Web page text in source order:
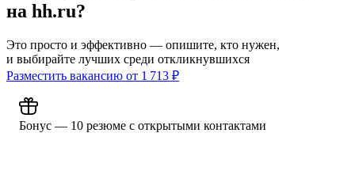
на hh.ru?
Это просто и эффективно — опишите, кто нужен,
и выбирайте лучших среди откликнувшихся
Разместить вакансию от 1 713 ₽
Бонус — 10 резюме с открытыми контактами